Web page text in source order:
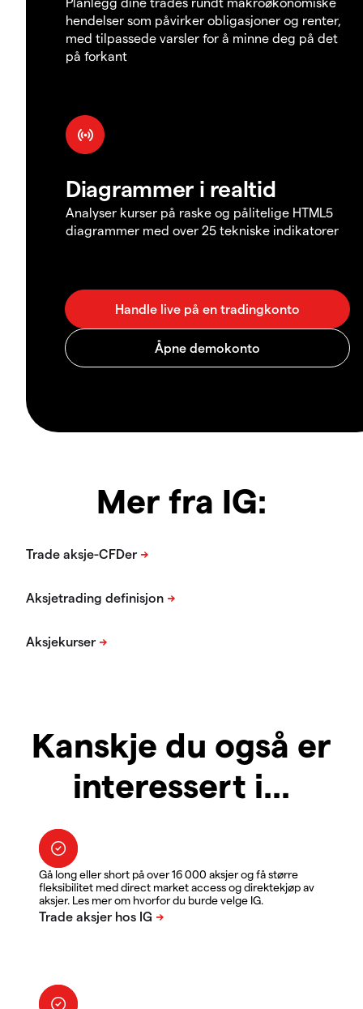
hendelser som påvirker obligasjoner og renter,
med tilpassede varsler for å minne deg på det
på forkant
Diagrammer i realtid
Analyser kurser på raske og pålitelige HTML5
diagrammer med over 25 tekniske indikatorer
Mer fra IG:
Kanskje du også er
interessert i...
Gå long eller short på over 16 000 aksjer og få større
fleksibilitet med direct market access og direktekjøp av
aksjer. Les mer om hvorfor du burde velge IG.